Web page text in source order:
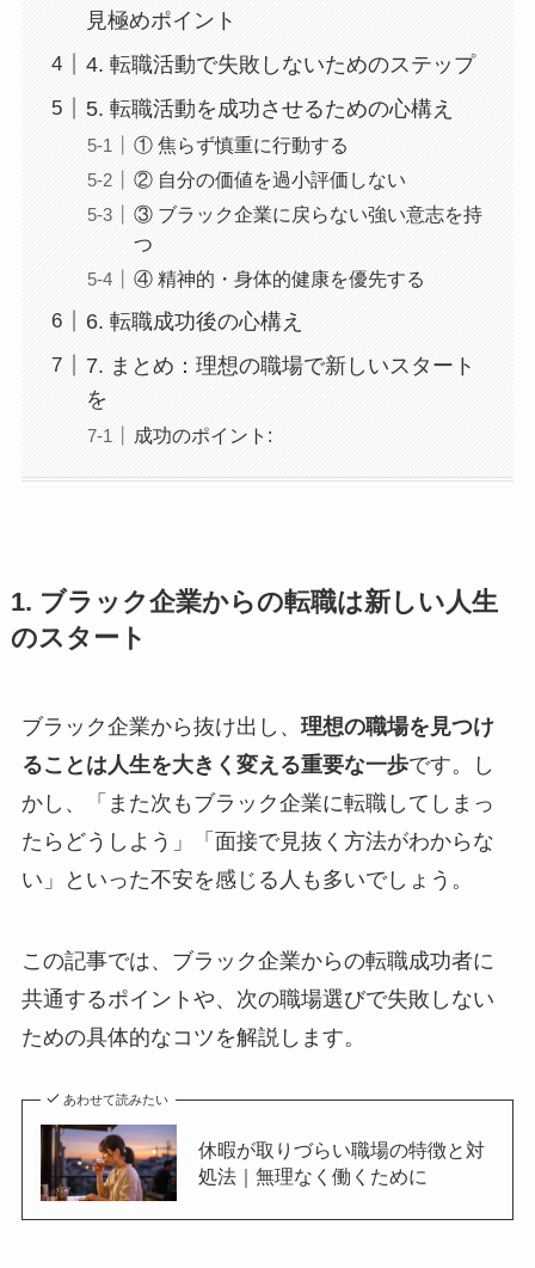
見極めポイント
4. 転職活動で失敗しないためのステップ
5. 転職活動を成功させるための心構え
① 焦らず慎重に行動する
② 自分の価値を過小評価しない
③ ブラック企業に戻らない強い意志を持
つ
④ 精神的・身体的健康を優先する
6. 転職成功後の心構え
7. まとめ：理想の職場で新しいスタート
を
成功のポイント:
1. ブラック企業からの転職は新しい人生
のスタート
ブラック企業から抜け出し、 理想の職場を見つけ
ることは人生を大きく変える重要な一歩です。し
かし、「また次もブラック企業に転職してしまっ
たらどうしよう」「面接で見抜く方法がわからな
い」といった不安を感じる人も多いでしょう。
この記事では、ブラック企業からの転職成功者に
共通するポイントや、次の職場選びで失敗しない
ための具体的なコツを解説します。
あわせて読みたい
休暇が取りづらい職場の特徴と対
処法｜無理なく働くために